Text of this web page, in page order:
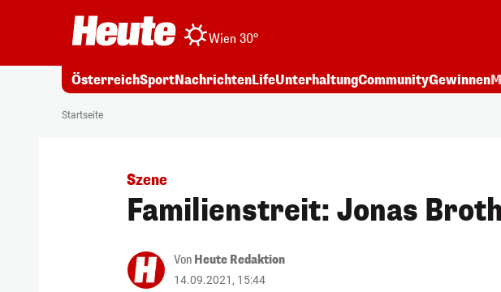
Wien 30°
ÖsterreichSportNachrichtenLifeUnterhaltungCommunityGewinnen
Startseite
Szene
Familienstreit: Jonas
Von Heute Redaktion
14.09.2021, 15:44